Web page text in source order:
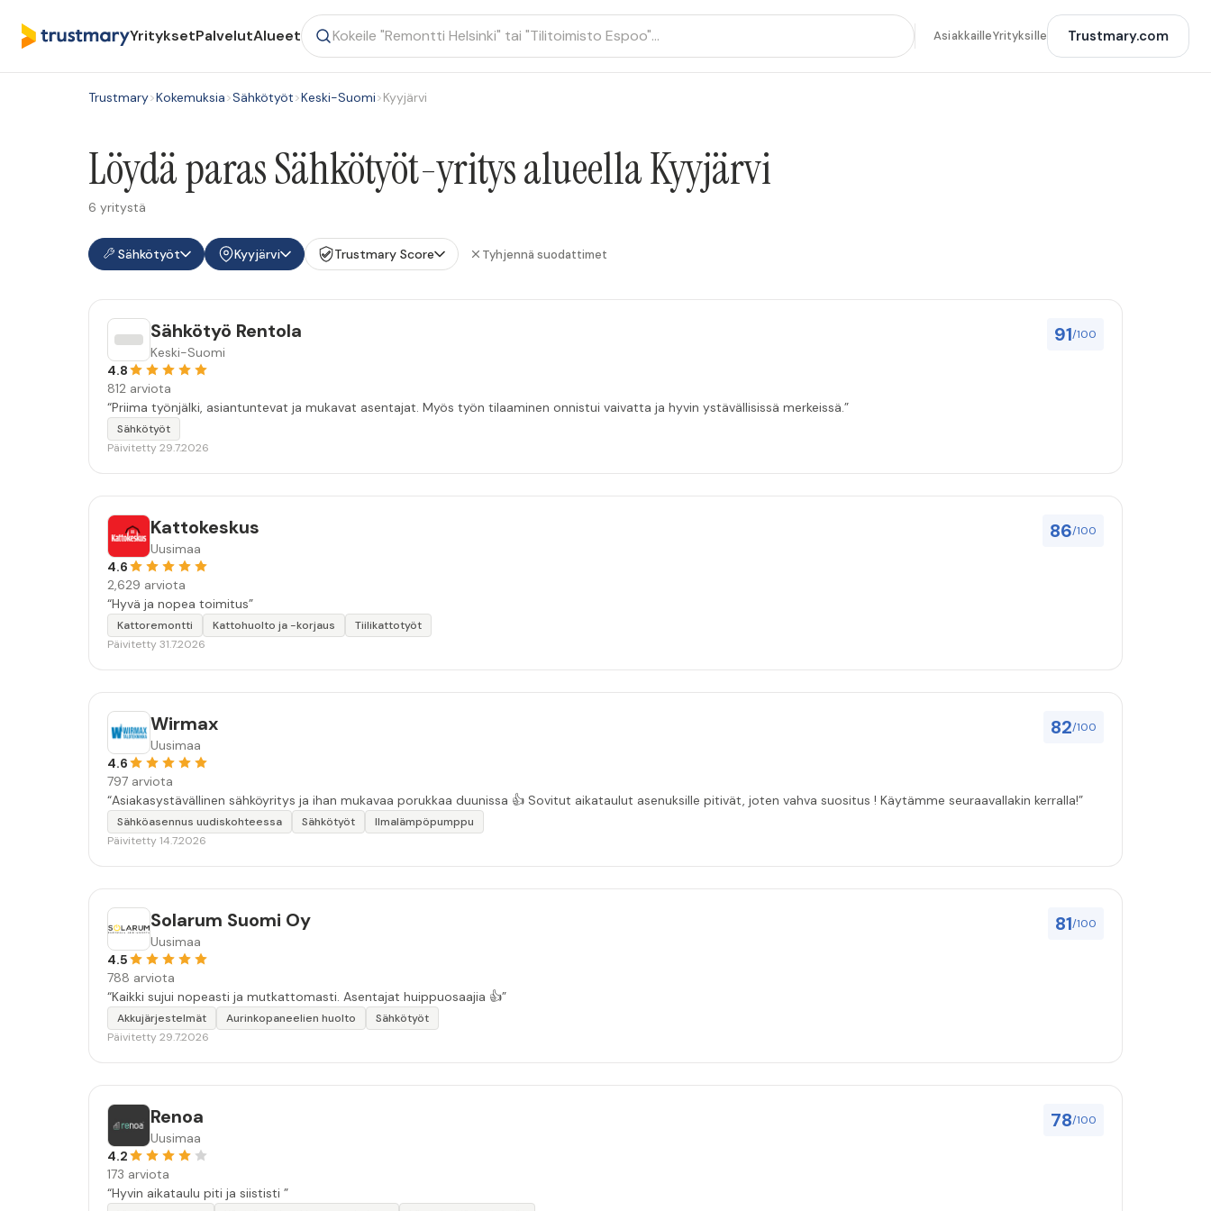
YrityksetPalvelutAlueet AsiakkailleYrityksille Trustmary.com
Trustmary>Kokemuksia>Sähkötyöt>Keski-Suomi>Kyyjärvi
Löydä paras Sähkötyöt-yritys alueella Kyyjärvi
6 yritystä
Sähkötyöt Kyyjärvi Trustmary Score Tyhjennä suodattimet
91/100
Sähkötyö Rentola
Keski-Suomi
4.8
812 arviota
“Priima työnjälki, asiantuntevat ja mukavat asentajat. Myös työn tilaaminen onnistui vaivatta ja hyvin ystävällisissä merkeissä.”
Sähkötyöt
Päivitetty 29.7.2026
86/100
Kattokeskus
Uusimaa
4.6
2,629 arviota
“Hyvä ja nopea toimitus”
Kattoremontti Kattohuolto ja -korjaus
Tiilikattotyöt
Päivitetty 31.7.2026
82/100
Wirmax
Uusimaa
4.6
797 arviota
“Asiakasystävällinen sähköyritys ja ihan mukavaa porukkaa duunissa 👍 Sovitut aikataulut asenuksille pitivät, joten vahva suositus ! Käytämme seuraavallakin kerralla!”
Sähköasennus uudiskohteessa Sähkötyöt
Ilmalämpöpumppu
Päivitetty 14.7.2026
81/100
Solarum Suomi Oy
Uusimaa
4.5
788 arviota
“Kaikki sujui nopeasti ja mutkattomasti. Asentajat huippuosaajia 👍”
Akkujärjestelmät Aurinkopaneelien huolto
Sähkötyöt
Päivitetty 29.7.2026
78/100
Renoa
Uusimaa
4.2
173 arviota
“Hyvin aikataulu piti ja siististi ”